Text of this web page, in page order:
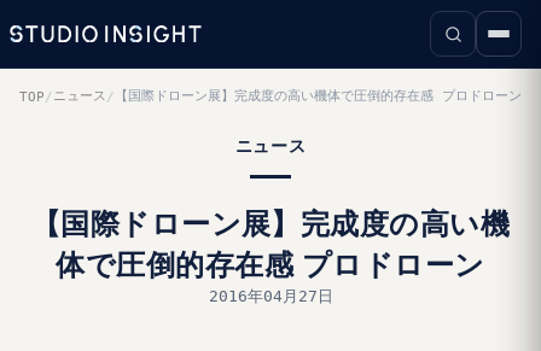
TOP / ニュース / 【国際ドローン展】完成度の高い機体で圧倒的存在感 プロドローン
ニュース
【国際ドローン展】完成度の高い機
体で圧倒的存在感 プロドローン
2016年04月27日